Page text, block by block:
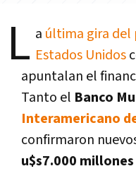
L a última gira del
Estados Unidos
apuntalan el
Tanto el Banco
Interamericano
confirmaron
u$s7.000 millones